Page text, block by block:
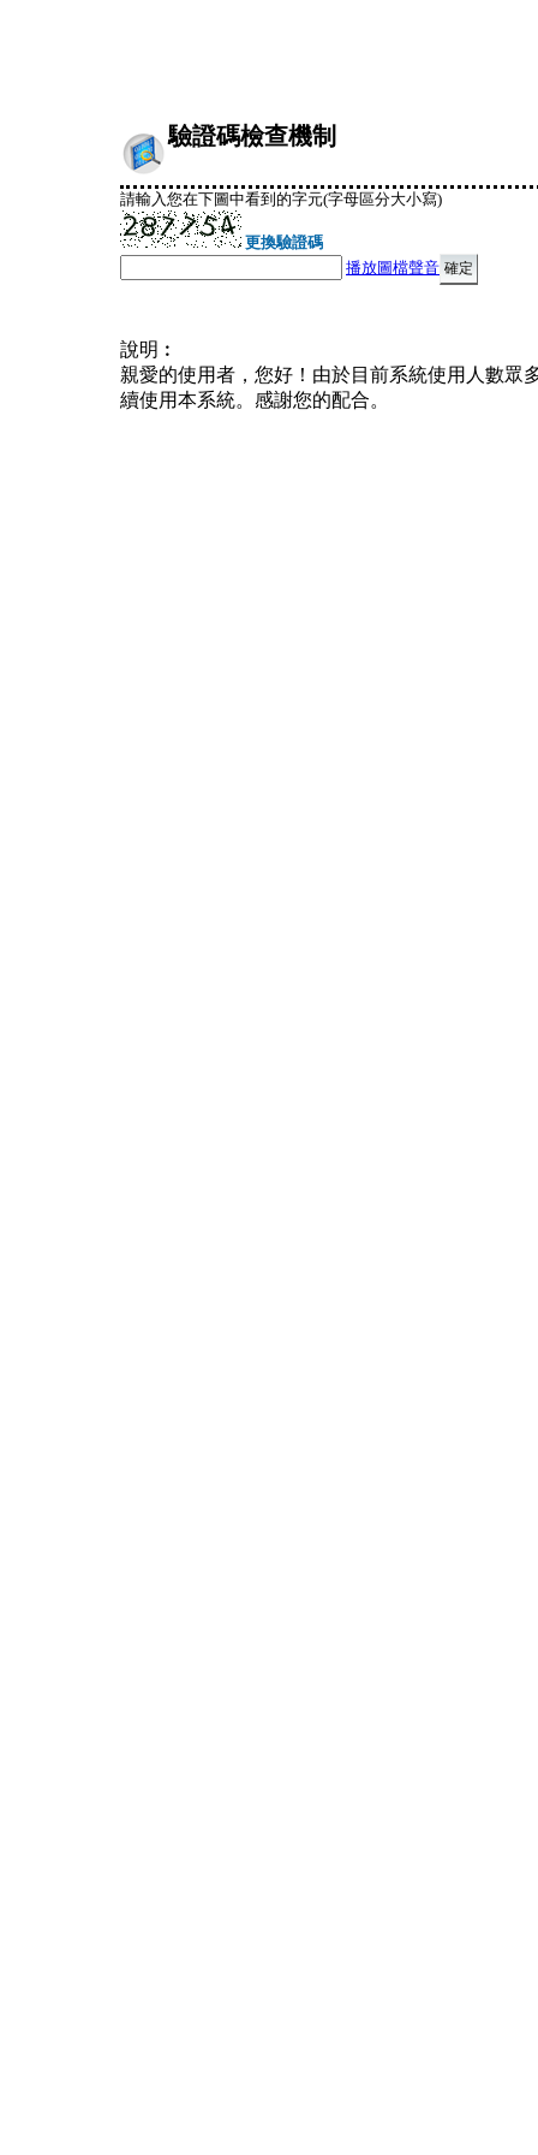
驗證碼檢查機制
請輸入您在下圖中看到的字元(字母區分大小寫)
更換驗證碼
播放圖檔聲音
說明︰
親愛的使用者，您好！由於目前系統使用人數眾
續使用本系統。感謝您的配合。